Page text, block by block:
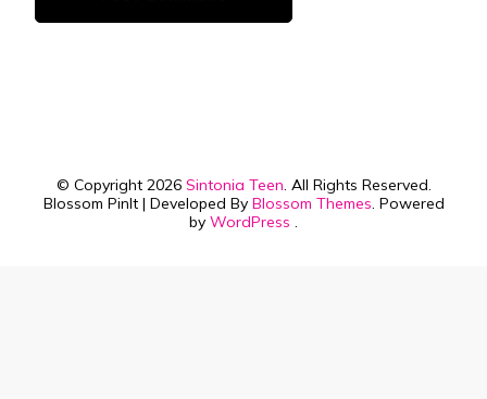
© Copyright 2026 Sintonia Teen. All Rights Reserved.
Blossom PinIt | Developed By Blossom Themes. Powered
by WordPress .